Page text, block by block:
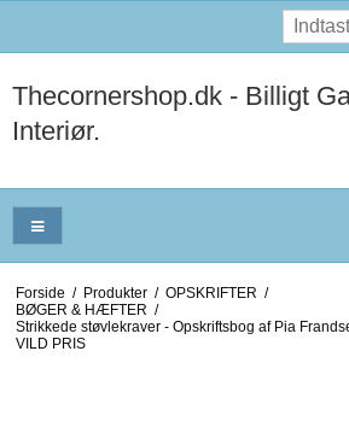
Thecornershop.dk - Billigt
Interiør.
Forside / Produkter / OPSKRIFTER /
BØGER & HÆFTER /
Strikkede støvlekraver - Opskriftsbog af Pia
VILD PRIS